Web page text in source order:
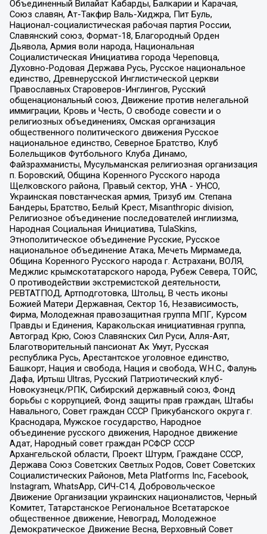
Объединенный Вилайат Кабарды, Балкарии и Карачая,
Союз славян, Ат-Такфир Валь-Хиджра, Пит Буль,
Национал-социалистическая рабочая партия России,
Славянский союз, Формат-18, Благородный Орден
Дьявола, Армия воли народа, Национальная
Социалистическая Инициатива города Череповца,
Духовно-Родовая Держава Русь, Русское национальное
единство, Древнерусской Инглистической церкви
Православных Староверов-Инглингов, Русский
общенациональный союз, Движение против нелегальной
иммиграции, Кровь и Честь, О свободе совести и о
религиозных объединениях, Омская организация
общественного политического движения Русское
национальное единство, Северное Братство, Клуб
Болельщиков Футбольного Клуба Динамо,
Файзрахманисты, Мусульманская религиозная организация
п. Боровский, Община Коренного Русского народа
Щелковского района, Правый сектор, УНА - УНСО,
Украинская повстанческая армия, Тризуб им. Степана
Бандеры, Братство, Белый Крест, Misanthropic division,
Религиозное объединение последователей инглиизма,
Народная Социальная Инициатива, TulaSkins,
Этнополитическое объединение Русские, Русское
национальное объединение Атака, Мечеть Мирмамеда,
Община Коренного Русского народа г. Астрахани, ВОЛЯ,
Меджлис крымскотатарского народа, Рубеж Севера, ТОЙС,
О противодействии экстремистской деятельности,
РЕВТАТПОД, Артподготовка, Штольц, В честь иконы
Божией Матери Державная, Сектор 16, Независимость,
Фирма, Молодежная правозащитная группа МПГ, Курсом
Правды и Единения, Каракольская инициативная группа,
Автоград Крю, Союз Славянских Сил Руси, Алля-Аят,
Благотворительный пансионат Ак Умут, Русская
республика Русь, Арестантское уголовное единство,
Башкорт, Нация и свобода, Нация и свобода, W.H.С., Фалунь
Дафа, Иртыш Ultras, Русский Патриотический клуб-
Новокузнецк/РПК, Сибирский державный союз, Фонд
борьбы с коррупцией, Фонд защиты прав граждан, Штабы
Навального, Совет граждан СССР Прикубанского округа г.
Краснодара, Мужское государство, Народное
объединение русского движения, Народное движение
Адат, Народный совет граждан РСФСР СССР
Архангельской области, Проект Штурм, Граждане СССР,
Держава Союз Советских Светлых Родов, Совет Советских
Социалистических Районов, Meta Platforms Inc, Facebook,
Instagram, WhatsApp, СИЧ-С14, Добровольческое
Движение Организации украинских националистов, Черный
Комитет, Татарстанское Региональное Всетатарское
общественное движение, Невоград, Молодежное
Демократическое Движение Весна, Верховный Совет